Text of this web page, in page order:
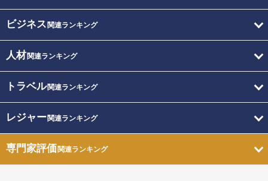
ビジネス 関連ランキング
人材関連ランキング
トラベル関連ランキング
レジャー関連ランキング
専門家評価関連ランキング